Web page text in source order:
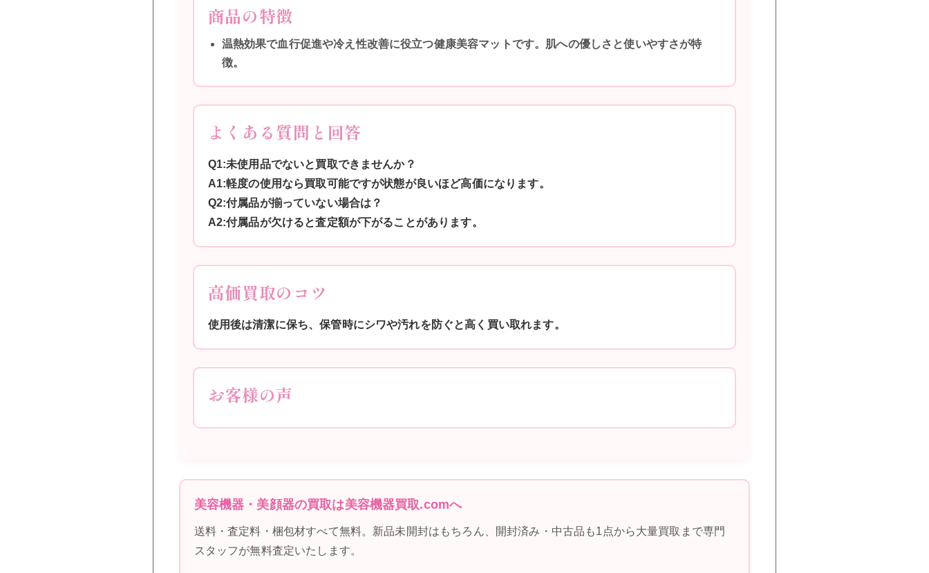
商品の特徴
温熱効果で血行促進や冷え性改善に役立つ健康美容マットです。肌への優しさと使いやすさが特
徴。
よくある質問と回答
Q1:未使用品でないと買取できませんか？
A1:軽度の使用なら買取可能ですが状態が良いほど高価になります。
Q2:付属品が揃っていない場合は？
A2:付属品が欠けると査定額が下がることがあります。
高価買取のコツ
使用後は清潔に保ち、保管時にシワや汚れを防ぐと高く買い取れます。
お客様の声
美容機器・美顔器の買取は美容機器買取.comへ
送料・査定料・梱包材すべて無料。新品未開封はもちろん、開封済み・中古品も1点から大量買取まで専門
スタッフが無料査定いたします。